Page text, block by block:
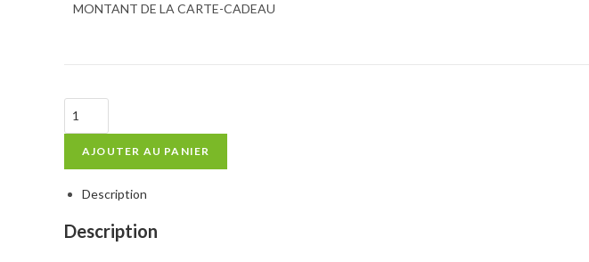
MONTANT DE LA CARTE-CADEAU
AJOUTER AU PANIER
Description
Description